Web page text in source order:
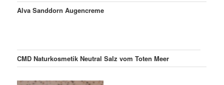
Alva Sanddorn Augencreme
CMD Naturkosmetik Neutral Salz vom Toten Meer